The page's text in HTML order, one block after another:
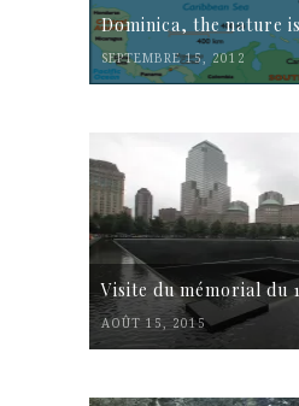
Dominica, the nature
SEPTEMBRE 15, 2012
Visite du mémorial du
AOÛT 15, 2015